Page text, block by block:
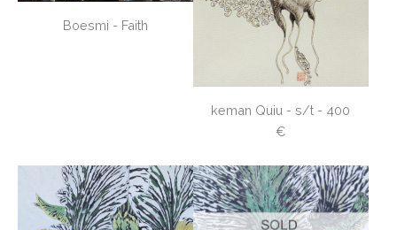
Boesmi - Faith
keman Quiu - s/t - 400
€